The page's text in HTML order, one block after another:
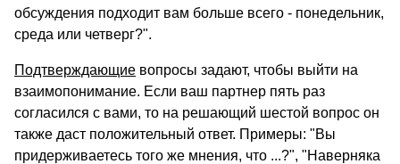
обсуждения подходит вам больше всего - понедельник,
среда или четверг?".
Подтверждающие вопросы задают, чтобы выйти на
взаимопонимание. Если ваш партнер пять раз
согласился с вами, то на решающий шестой вопрос он
также даст положительный ответ. Примеры: "Вы
придерживаетесь того же мнения, что ...?", "Наверняка